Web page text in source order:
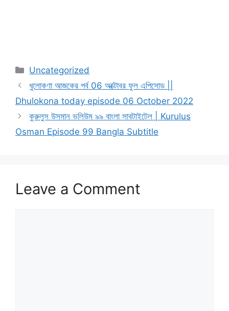
Categories
Uncategorized
ধুলোকণা আজকের পর্ব 06 অক্টোবর ফুল এপিসোড ||
Dhulokona today episode 06 October 2022
কুরুলুস উসমান ভলিউম ৯৯ বাংলা সাবটাইটেল | Kurulus
Osman Episode 99 Bangla Subtitle
Leave a Comment